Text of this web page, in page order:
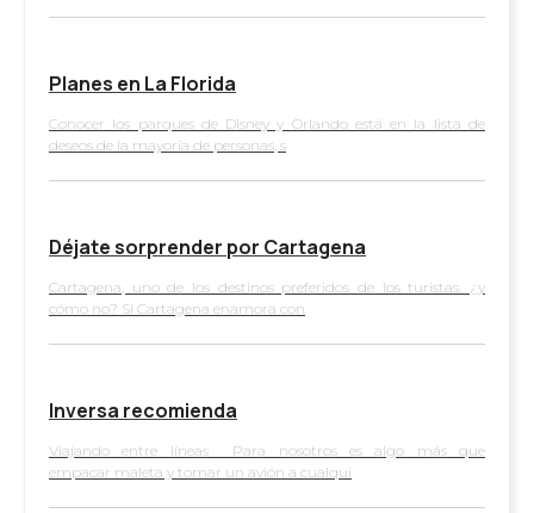
Planes en La Florida
Conocer los parques de Disney y Orlando está en la lista de
deseos de la mayoría de personas, s
Déjate sorprender por Cartagena
Cartagena, uno de los destinos preferidos de los turistas. ¿y
cómo no? Si Cartagena enamora con
Inversa recomienda
Viajando entre líneas Para nosotros es algo más que
empacar maleta y tomar un avión a cualqui